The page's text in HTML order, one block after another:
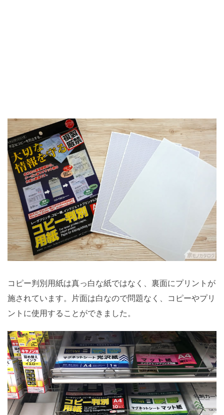
コピー判別用紙は真っ白な紙ではなく、裏面にプリントが
施されています。片面は白なので問題なく、コピーやプリ
ントに使用することができました。